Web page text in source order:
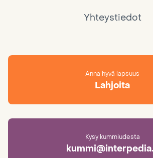
Yhteystiedot
Anna hyvä lapsuus
Lahjoita
Kysy kummiudesta